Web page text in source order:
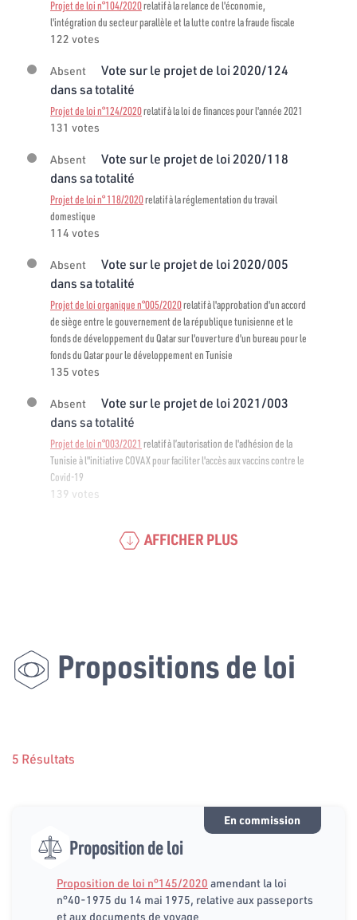
Projet de loi n°104/2020relatif à la relance de l'économie,
l'intégration du secteur parallèle et la lutte contre la fraude fiscale
122 votes
Absent
Vote sur le projet de loi 2020/124
dans sa totalité
Projet de loi n°124/2020relatif à la loi de finances pour l'année 2021
131 votes
Absent
Vote sur le projet de loi 2020/118
dans sa totalité
Projet de loi n° 118/2020relatif à la réglementation du travail
domestique
114 votes
Absent
Vote sur le projet de loi 2020/005
dans sa totalité
Projet de loi organique n°005/2020relatif à l'approbation d'un accord
de siège entre le gouvernement de la république tunisienne et le
fonds de développement du Qatar sur l'ouverture d'un bureau pour le
fonds du Qatar pour le développement en Tunisie
135 votes
Absent
Vote sur le projet de loi 2021/003
dans sa totalité
Projet de loi n°003/2021 relatif à l’autorisation de l'adhésion de la
Tunisie à l"initiative COVAX pour faciliter l'accès aux vaccins contre le
Covid-19
139 votes
AFFICHER PLUS
Propositions de loi
5 Résultats
En commission
Proposition de loi
Proposition de loi n°145/2020 amendant la loi
n°40-1975 du 14 mai 1975, relative aux passeports
et aux documents de voyage